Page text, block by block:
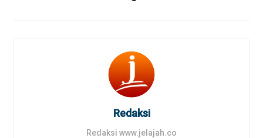
Redaksi
Redaksi www.jelajah.co